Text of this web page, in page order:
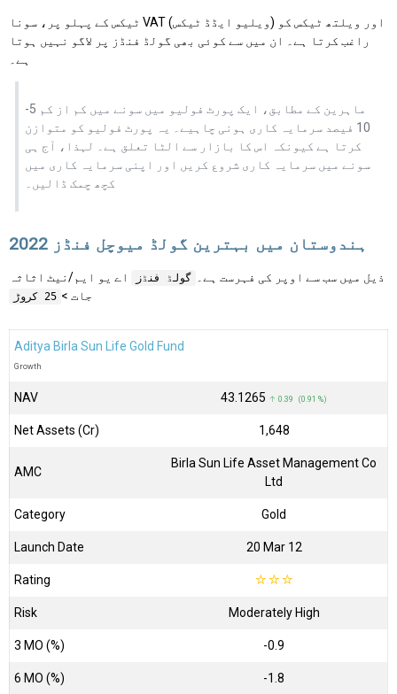
ٹیکس کے پہلو پر، سونا VAT (ویلیو ایڈڈ ٹیکس) اور ویلتھ ٹیکس کو
راغب کرتا ہے۔ ان میں سے کوئی بھی گولڈ فنڈز پر لاگو نہیں ہوتا
ہے۔
ماہرین کے مطابق، ایک پورٹ فولیو میں سونے میں کم از کم 5-
10 فیصد سرمایہ کاری ہونی چاہیے۔ یہ پورٹ فولیو کو متوازن
کرتا ہے کیونکہ اس کا بازار سے الٹا تعلق ہے۔ لہذا، آج ہی
سونے میں سرمایہ کاری شروع کریں اور اپنی سرمایہ کاری میں
کچھ چمک ڈالیں۔
ہندوستان میں بہترین گولڈ میوچل فنڈز 2022
ذیل میں سب سے اوپر کی فہرست ہے۔ گولڈ فنڈز
اے یو ایم/نیٹ اثاثہ
جات > 25 کروڑ
Aditya Birla Sun Life Gold Fund
Growth
NAV ₹43.1265 ↑ 0.39 (0.91 %)
Net Assets (Cr) ₹1,648
AMC
Birla Sun Life Asset Management Co
Ltd
Category Gold
Launch Date 20 Mar 12
Rating ☆☆☆
Risk Moderately High
3 MO (%) -0.9
6 MO (%) -1.8